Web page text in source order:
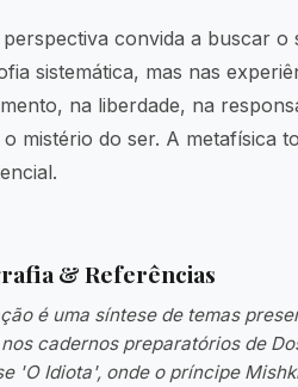
perspectiva convida a buscar o
sistemática, mas nas
na liberdade, na
mistério do ser. A metafísica
& Referências
é uma síntese de temas
nos cadernos preparatórios de
'O Idiota', onde o príncipe